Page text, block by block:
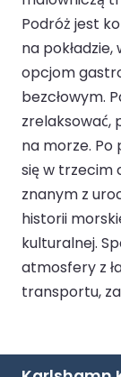
Podróż jest
na
opcjom
bezcłowym.
zrelaksować,
na morze. Po
się w trzecim
znanym z
historii
kulturalnej.
atmosfery z
transportu,